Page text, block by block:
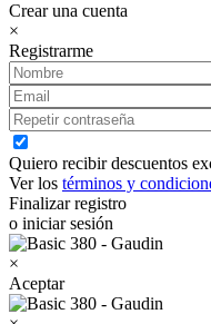
Crear una cuenta
×
Registrarme
Quiero recibir descuentos
Ver los términos y
Finalizar registro
o iniciar sesión
×
Aceptar